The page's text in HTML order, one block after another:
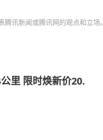
讯新闻或腾讯网的观点和立场。
里 限时焕新价20.